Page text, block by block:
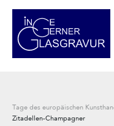
Tage des europäischen
Zitadellen-Champagner